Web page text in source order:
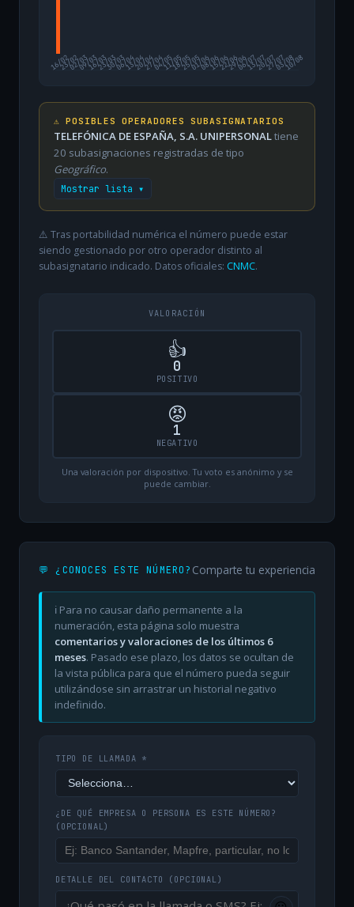
16/02
23/0202/0309/0316/0323/0330/0306/0413/0420/0427/0404/0511/0518/0525/0501/0608/0615/0622/0629/0606/0713/0720/0727/0703/08
10/08
⚠️ POSIBLES OPERADORES SUBASIGNATARIOS
TELEFÓNICA DE ESPAÑA, S.A. UNIPERSONALtiene
20 subasignaciones registradas de tipo
Geográfico.
Mostrar lista ▾
⚠️ Tras portabilidad numérica el número puede estar
siendo gestionado por otro operador distinto al
subasignatario indicado. Datos oficiales: CNMC.
VALORACIÓN
👍
0
POSITIVO
😡
1
NEGATIVO
Una valoración por dispositivo. Tu voto es anónimo y se
puede cambiar.
💬 ¿CONOCES ESTE NÚMERO? Comparte tu experiencia
ℹ️ Para no causar daño permanente a la
numeración, esta página solo muestra
comentarios y valoraciones de los últimos 6
meses. Pasado ese plazo, los datos se ocultan de
la vista pública para que el número pueda seguir
utilizándose sin arrastrar un historial negativo
indefinido.
TIPO DE LLAMADA *
¿DE QUÉ EMPRESA O PERSONA ES ESTE NÚMERO?
(OPCIONAL)
DETALLE DEL CONTACTO (OPCIONAL)